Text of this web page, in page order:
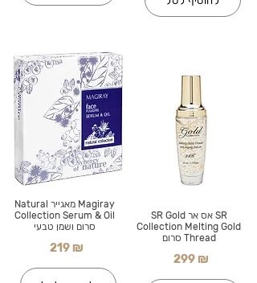
Magiray מאגייר Natural
Collection Serum & Oil
סרום ושמן טבעי
219 ₪
SR אס אר SR Gold
Collection Melting Gold
Thread סרום
299 ₪